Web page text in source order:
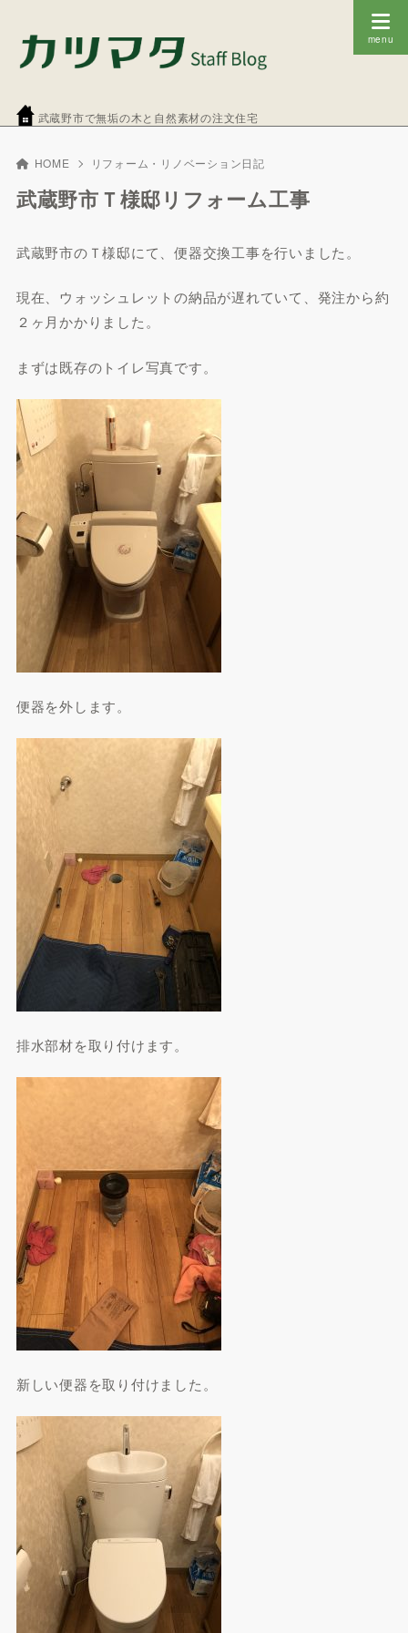
武蔵野市で無垢の木と自然素材の注文住宅
HOME リフォーム・リノベーション日記
武蔵野市Ｔ様邸リフォーム工事
武蔵野市のＴ様邸にて、便器交換工事を行いました。
現在、ウォッシュレットの納品が遅れていて、発注から約
２ヶ月かかりました。
まずは既存のトイレ写真です。
便器を外します。
排水部材を取り付けます。
新しい便器を取り付けました。